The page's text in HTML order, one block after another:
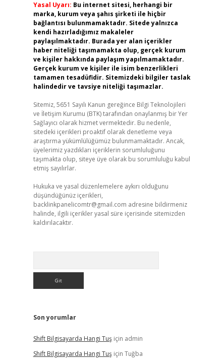
Yasal Uyarı: Bu internet sitesi, herhangi bir
marka, kurum veya şahıs şirketi ile hiçbir
bağlantısı bulunmamaktadır. Sitede yalnızca
kendi hazırladığımız makaleler
paylaşılmaktadır. Burada yer alan içerikler
haber niteliği taşımamakta olup, gerçek kurum
ve kişiler hakkında paylaşım yapılmamaktadır.
Gerçek kurum ve kişiler ile isim benzerlikleri
tamamen tesadüfidir. Sitemizdeki bilgiler taslak
halindedir ve tavsiye niteliği taşımazlar.
Sitemiz, 5651 Sayılı Kanun gereğince Bilgi Teknolojileri
ve İletişim Kurumu (BTK) tarafından onaylanmış bir Yer
Sağlayıcı olarak hizmet vermektedir. Bu nedenle,
sitedeki içerikleri proaktif olarak denetleme veya
araştırma yükümlülüğümüz bulunmamaktadır. Ancak,
üyelerimiz yazdıkları içeriklerin sorumluluğunu
taşımakta olup, siteye üye olarak bu sorumluluğu kabul
etmiş sayılırlar.
Hukuka ve yasal düzenlemelere aykırı olduğunu
düşündüğünüz içerikleri,
backlinkpanelicomtr@gmail.com adresine bildirmeniz
halinde, ilgili içerikler yasal süre içerisinde sitemizden
kaldırılacaktır.
Son yorumlar
Shift Bilgisayarda Hangi Tuşiçin admin
Shift Bilgisayarda Hangi Tuşiçin Tuğba